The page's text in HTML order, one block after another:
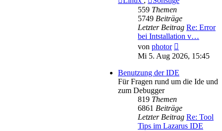
559 Themen
5749 Beiträge
Letzter Beitrag Re: Error
bei Intstallation v…
von photor
Beitrag
Mi 5. Aug 2026, 15:45
Benutzung der IDE
Für Fragen rund um die Ide und
zum Debugger
819 Themen
6861 Beiträge
Letzter Beitrag Re: Tool
Tips im Lazarus IDE